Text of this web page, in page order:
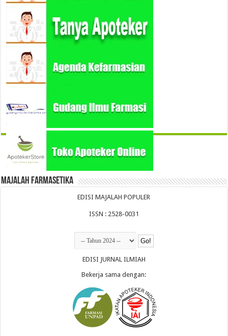
Majalah Farmasetika
EDISI MAJALAH POPULER
ISSN : 2528-0031
EDISI JURNAL ILMIAH
Bekerja sama dengan: